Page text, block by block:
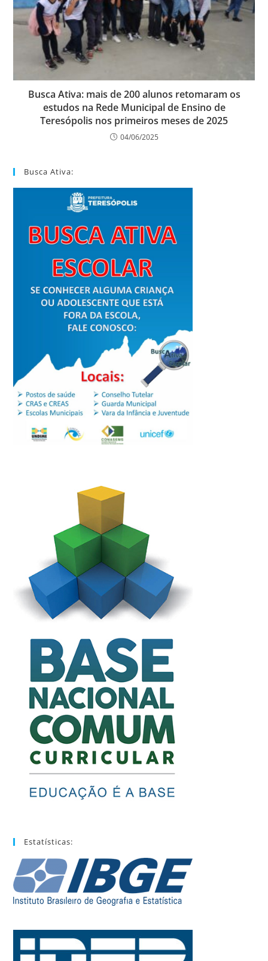
Busca Ativa: mais de 200 alunos retomaram os
estudos na Rede Municipal de Ensino de
Teresópolis nos primeiros meses de 2025
04/06/2025
Busca Ativa:
Estatísticas: